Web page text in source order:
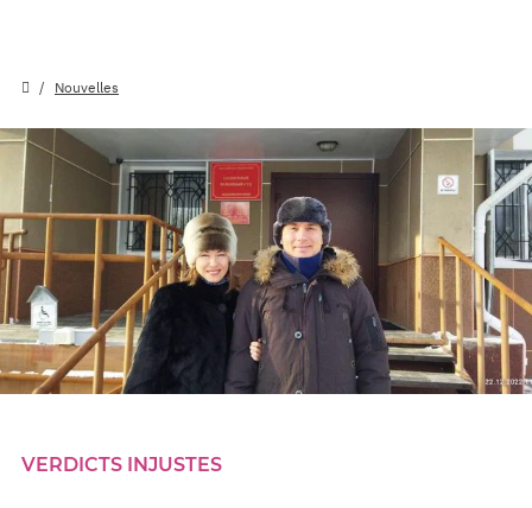
Nouvelles
VERDICTS INJUSTES